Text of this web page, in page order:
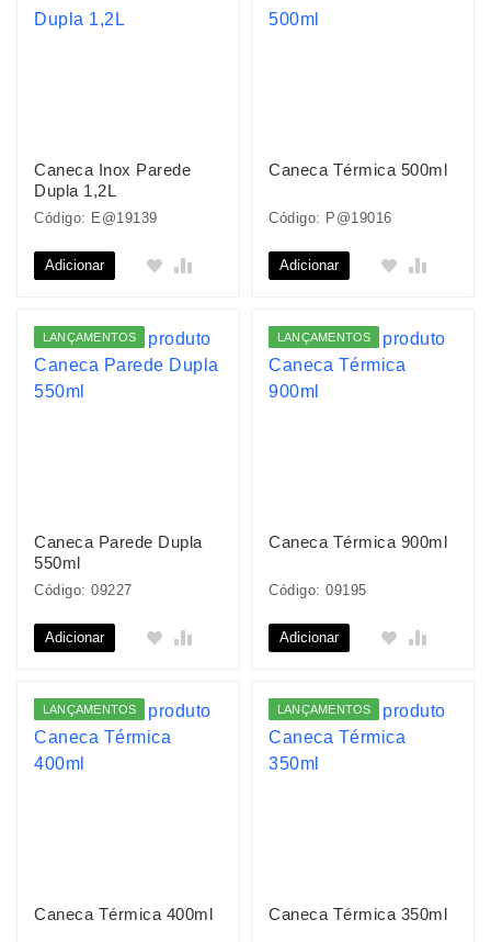
Caneca Inox Parede
Dupla 1,2L
Código: E@19139
Adicionar
Caneca Térmica 500ml
Código: P@19016
Adicionar
LANÇAMENTOS
Caneca Parede Dupla
550ml
Código: 09227
Adicionar
LANÇAMENTOS
Caneca Térmica 900ml
Código: 09195
Adicionar
LANÇAMENTOS
Caneca Térmica 400ml
LANÇAMENTOS
Caneca Térmica 350ml